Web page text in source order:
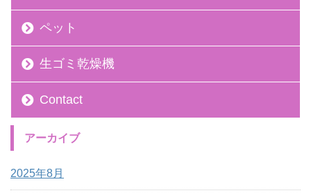
ペット
生ゴミ乾燥機
Contact
アーカイブ
2025年8月